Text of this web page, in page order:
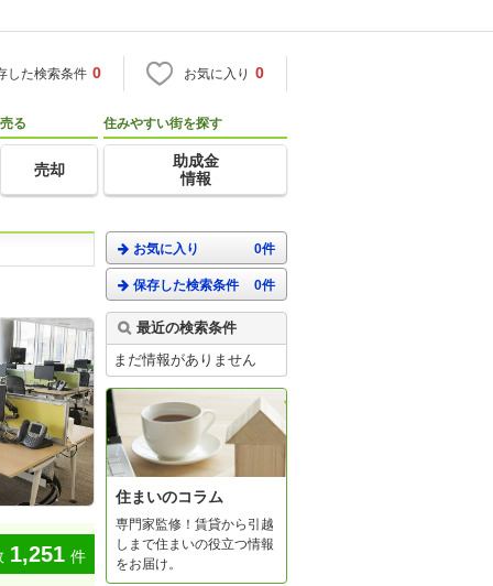
した検索条件 0 お気に入り 0
売る
売却
住みやすい街を探す
助成金
情報
1,251 件
お気に入り 0件
保存した検索条件 0件
最近の検索条件
まだ情報がありません
住まいのコラム
専門家監修！賃貸から引越
しまで住まいの役立つ情報
をお届け。